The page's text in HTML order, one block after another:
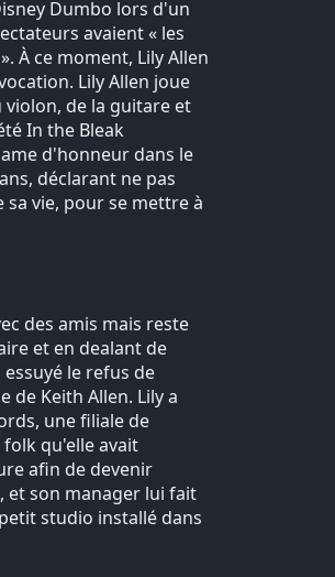
Dumbo lors d'un
avaient « les
À ce moment, Lily Allen
Lily Allen joue
violon, de la guitare et
In the Bleak
d'honneur dans le
déclarant ne pas
vie, pour se mettre à
des amis mais reste
et en dealant de
le refus de
de Keith Allen. Lily a
une filiale de
qu'elle avait
afin de devenir
et son manager lui fait
studio installé dans